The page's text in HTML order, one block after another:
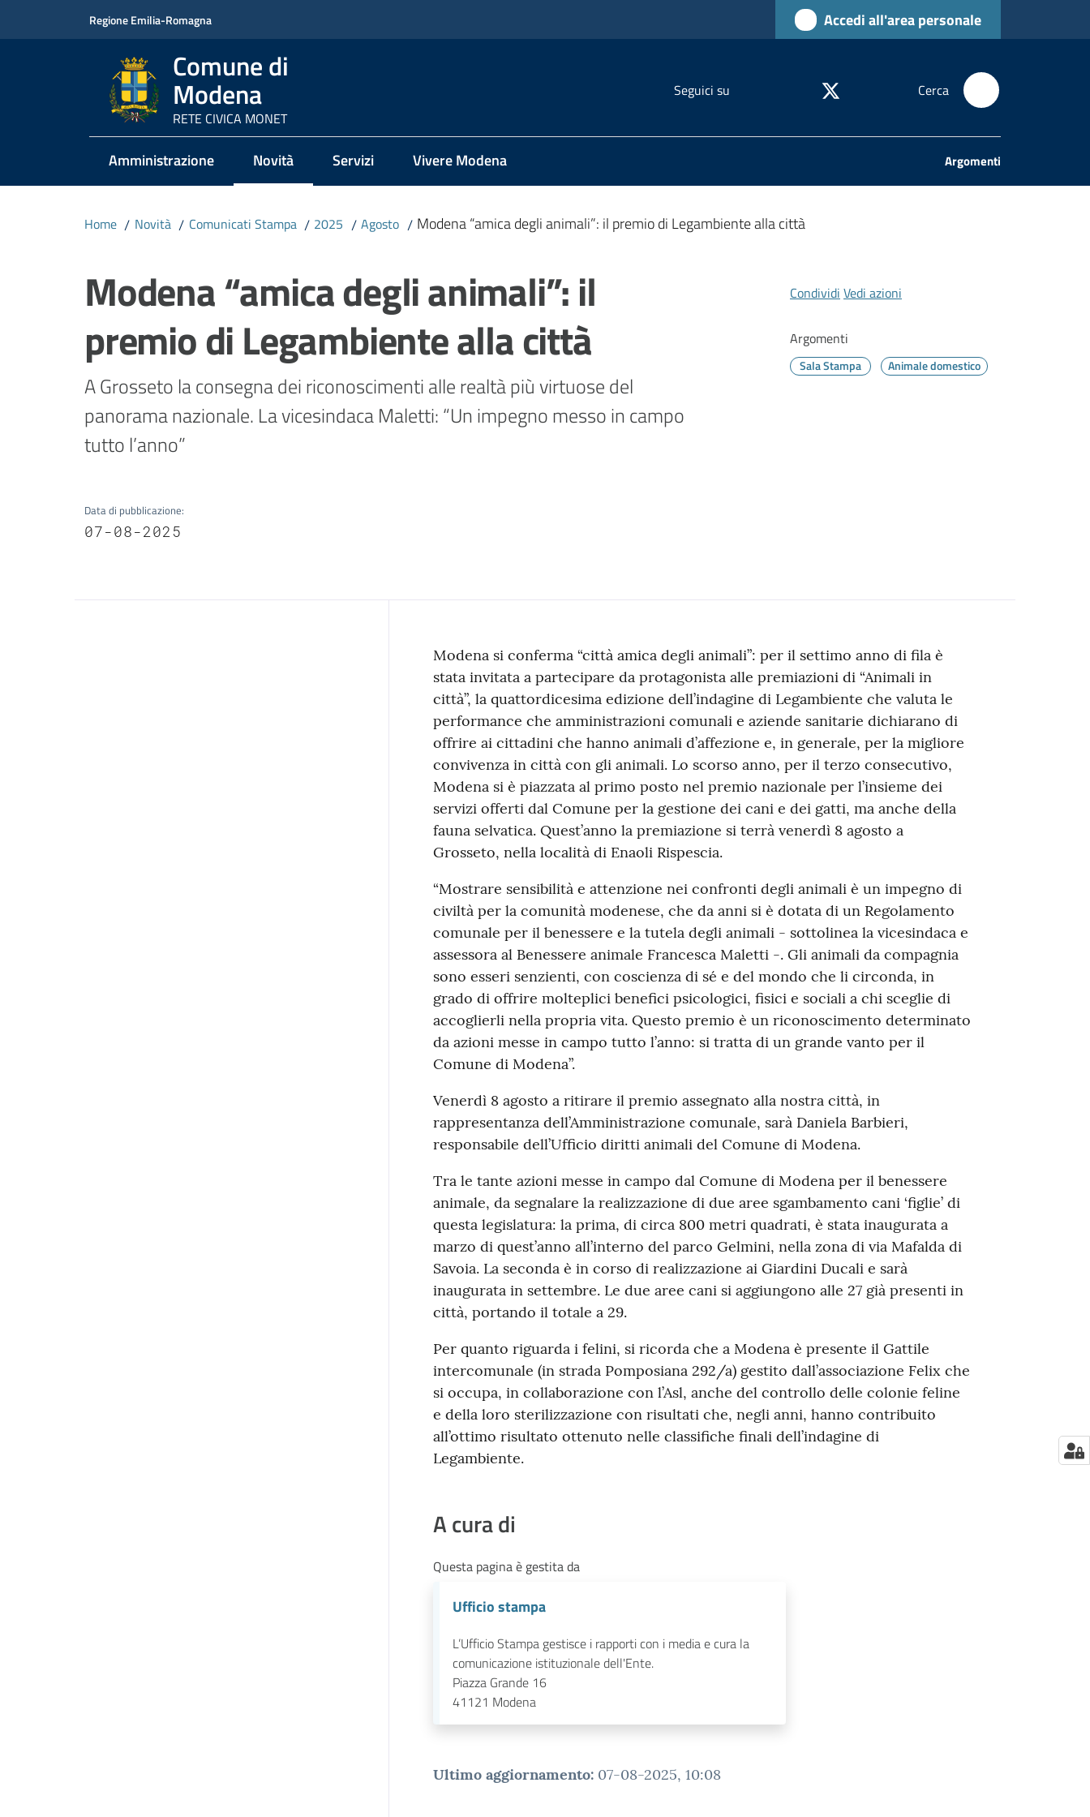
Regione Emilia-Romagna Accedi all'area personale
Comune di
Modena
RETE CIVICA MONET
Seguici su Cerca
Amministrazione Novità
Menu selezionato
Servizi Vivere Modena Argomenti
Home / Novità / Comunicati Stampa / 2025 / Agosto / Modena “amica degli animali”: il premio di Legambiente alla città
Modena “amica degli animali”: il
premio di Legambiente alla città
A Grosseto la consegna dei riconoscimenti alle realtà più virtuose del
panorama nazionale. La vicesindaca Maletti: “Un impegno messo in campo
tutto l’anno”
Data di pubblicazione:
07-08-2025
Condividi Vedi azioni
Argomenti
Sala Stampa Animale domestico
Contenuto
Modena si conferma “città amica degli animali”: per il settimo anno di fila è
stata invitata a partecipare da protagonista alle premiazioni di “Animali in
città”, la quattordicesima edizione dell’indagine di Legambiente che valuta le
performance che amministrazioni comunali e aziende sanitarie dichiarano di
offrire ai cittadini che hanno animali d’affezione e, in generale, per la migliore
convivenza in città con gli animali. Lo scorso anno, per il terzo consecutivo,
Modena si è piazzata al primo posto nel premio nazionale per l’insieme dei
servizi offerti dal Comune per la gestione dei cani e dei gatti, ma anche della
fauna selvatica. Quest’anno la premiazione si terrà venerdì 8 agosto a
Grosseto, nella località di Enaoli Rispescia.
“Mostrare sensibilità e attenzione nei confronti degli animali è un impegno di
civiltà per la comunità modenese, che da anni si è dotata di un Regolamento
comunale per il benessere e la tutela degli animali - sottolinea la vicesindaca e
assessora al Benessere animale Francesca Maletti -. Gli animali da compagnia
sono esseri senzienti, con coscienza di sé e del mondo che li circonda, in
grado di offrire molteplici benefici psicologici, fisici e sociali a chi sceglie di
accoglierli nella propria vita. Questo premio è un riconoscimento determinato
da azioni messe in campo tutto l’anno: si tratta di un grande vanto per il
Comune di Modena”.
Venerdì 8 agosto a ritirare il premio assegnato alla nostra città, in
rappresentanza dell’Amministrazione comunale, sarà Daniela Barbieri,
responsabile dell’Ufficio diritti animali del Comune di Modena.
Tra le tante azioni messe in campo dal Comune di Modena per il benessere
animale, da segnalare la realizzazione di due aree sgambamento cani ‘figlie’ di
questa legislatura: la prima, di circa 800 metri quadrati, è stata inaugurata a
marzo di quest’anno all’interno del parco Gelmini, nella zona di via Mafalda di
Savoia. La seconda è in corso di realizzazione ai Giardini Ducali e sarà
inaugurata in settembre. Le due aree cani si aggiungono alle 27 già presenti in
città, portando il totale a 29.
Per quanto riguarda i felini, si ricorda che a Modena è presente il Gattile
intercomunale (in strada Pomposiana 292/a) gestito dall’associazione Felix che
si occupa, in collaborazione con l’Asl, anche del controllo delle colonie feline
e della loro sterilizzazione con risultati che, negli anni, hanno contribuito
all’ottimo risultato ottenuto nelle classifiche finali dell’indagine di
Legambiente.
A cura di
Questa pagina è gestita da
Ufficio stampa
L’Ufficio Stampa gestisce i rapporti con i media e cura la
comunicazione istituzionale dell'Ente.
Piazza Grande 16
41121 Modena
Ultimo aggiornamento: 07-08-2025, 10:08